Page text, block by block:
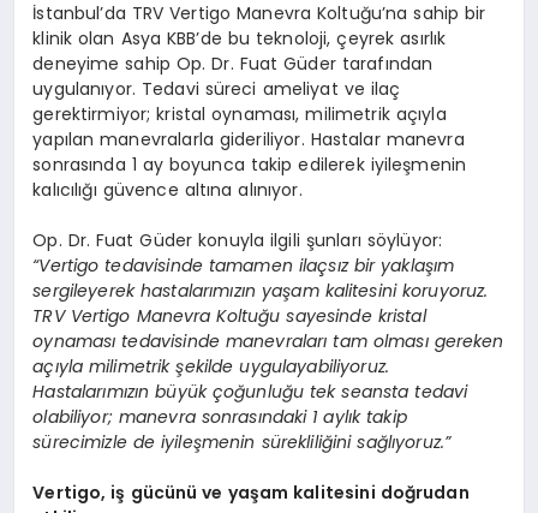
İstanbul’da TRV Vertigo Manevra Koltuğu’na sahip bir
klinik olan Asya KBB’de bu teknoloji, çeyrek asırlık
deneyime sahip Op. Dr. Fuat Güder tarafından
uygulanıyor. Tedavi süreci ameliyat ve ilaç
gerektirmiyor; kristal oynaması, milimetrik açıyla
yapılan manevralarla gideriliyor. Hastalar manevra
sonrasında 1 ay boyunca takip edilerek iyileşmenin
kalıcılığı güvence altına alınıyor.
Op. Dr. Fuat Güder konuyla ilgili şunları söylüyor:
“Vertigo tedavisinde tamamen ilaçsız bir yaklaşım
sergileyerek hastalarımızın yaşam kalitesini koruyoruz.
TRV Vertigo Manevra Koltuğu sayesinde kristal
oynaması tedavisinde manevraları tam olması gereken
açıyla milimetrik şekilde uygulayabiliyoruz.
Hastalarımızın büyük çoğunluğu tek seansta tedavi
olabiliyor; manevra sonrasındaki 1 aylık takip
sürecimizle de iyileşmenin sürekliliğini sağlıyoruz.”
Vertigo, iş gücünü ve yaşam kalitesini doğrudan